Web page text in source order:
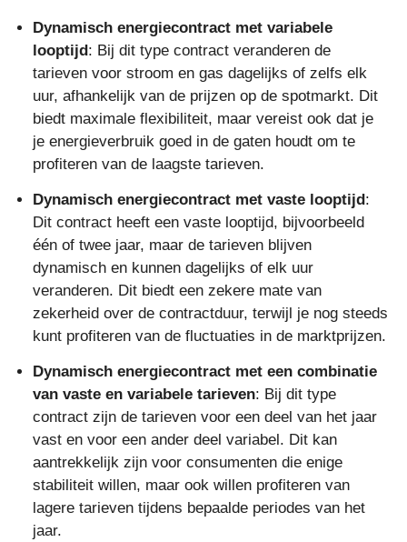
Dynamisch energiecontract met variabele
looptijd : Bij dit type contract veranderen de
tarieven voor stroom en gas dagelijks of zelfs elk
uur, afhankelijk van de prijzen op de spotmarkt. Dit
biedt maximale flexibiliteit, maar vereist ook dat je
je energieverbruik goed in de gaten houdt om te
profiteren van de laagste tarieven.
Dynamisch energiecontract met vaste looptijd :
Dit contract heeft een vaste looptijd, bijvoorbeeld
één of twee jaar, maar de tarieven blijven
dynamisch en kunnen dagelijks of elk uur
veranderen. Dit biedt een zekere mate van
zekerheid over de contractduur, terwijl je nog steeds
kunt profiteren van de fluctuaties in de marktprijzen.
Dynamisch energiecontract met een combinatie
van vaste en variabele tarieven: Bij dit type
contract zijn de tarieven voor een deel van het jaar
vast en voor een ander deel variabel. Dit kan
aantrekkelijk zijn voor consumenten die enige
stabiliteit willen, maar ook willen profiteren van
lagere tarieven tijdens bepaalde periodes van het
jaar.